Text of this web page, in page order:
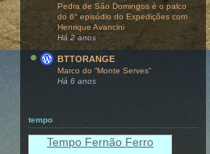
Pedra de São Domingos é o palco
do 6° episódio do Expedições com
Henrique Avancini
Há 2 anos
BTTORANGE
Marco do “Monte Serves”
Há 6 anos
tempo
Tempo Fernão Ferro